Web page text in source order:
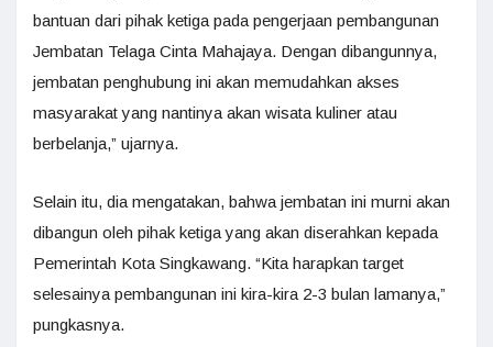
bantuan dari pihak ketiga pada pengerjaan pembangunan
Jembatan Telaga Cinta Mahajaya. Dengan dibangunnya,
jembatan penghubung ini akan memudahkan akses
masyarakat yang nantinya akan wisata kuliner atau
berbelanja,” ujarnya.
Selain itu, dia mengatakan, bahwa jembatan ini murni akan
dibangun oleh pihak ketiga yang akan diserahkan kepada
Pemerintah Kota Singkawang. “Kita harapkan target
selesainya pembangunan ini kira-kira 2-3 bulan lamanya,”
pungkasnya.